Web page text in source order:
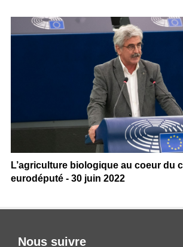
L’agriculture biologique au coeur du
eurodéputé - 30 juin 2022
Nous suivre